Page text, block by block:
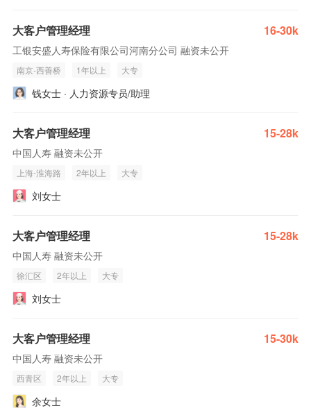
大客户管理经理 16-30k
工银安盛人寿保险有限公司河南分公司 融资未公开
南京-西善桥 1年以上 大专
钱女士 · 人力资源专员/助理
大客户管理经理 15-28k
中国人寿 融资未公开
上海-淮海路 2年以上 大专
刘女士
大客户管理经理 15-28k
中国人寿 融资未公开
徐汇区 2年以上 大专
刘女士
大客户管理经理 15-30k
中国人寿 融资未公开
西青区 2年以上 大专
余女士